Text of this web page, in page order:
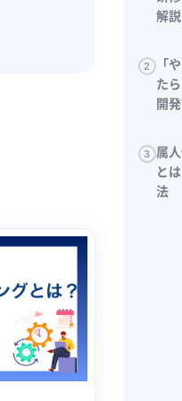
解説
2 「
た
開
3 属
と
法